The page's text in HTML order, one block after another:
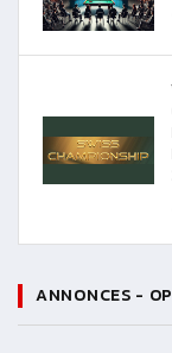
ANNONCES -